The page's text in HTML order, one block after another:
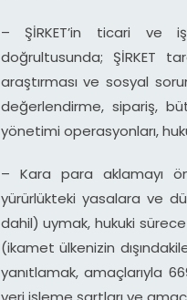
– ŞİRKET’in ticari ve
doğrultusunda; ŞİRKET
araştırması ve sosyal
değerlendirme, sipariş,
yönetimi operasyonları,
– Kara para aklamayı
yürürlükteki yasalara ve
dahil) uymak, hukuki
(ikamet ülkenizin
yanıtlamak, amaçlarıyla